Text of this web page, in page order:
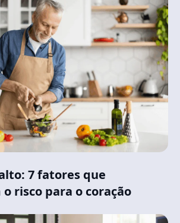
7 fatores que
risco para o coração